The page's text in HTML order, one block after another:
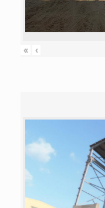
« ‹